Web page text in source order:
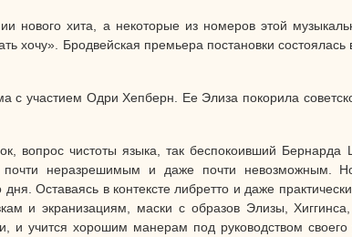
нового хита, а некоторые из номеров этой
хочу». Бродвейская премьера постановки состоялась
участием Одри Хепберн. Ее Элиза покорила
вопрос чистоты языка, так беспокоивший
почти неразрешимым и даже почти невозможным.
Оставаясь в контексте либретто и даже
и экранизациям, маски с образов Элизы, Хиггинса,
учится хорошим манерам под руководством своего